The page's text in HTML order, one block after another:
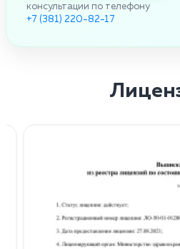
консультации по телефону
+7 (381) 220-82-17